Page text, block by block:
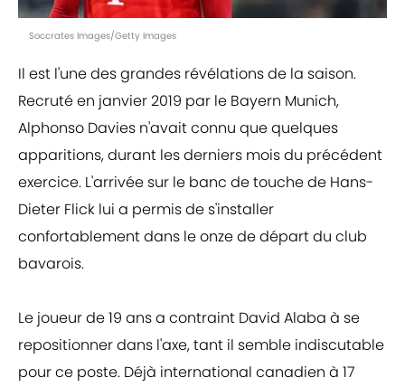
Soccrates Images/Getty Images
Il est l'une des grandes révélations de la saison.
Recruté en janvier 2019 par le Bayern Munich,
Alphonso Davies n'avait connu que quelques
apparitions, durant les derniers mois du précédent
exercice. L'arrivée sur le banc de touche de Hans-
Dieter Flick lui a permis de s'installer
confortablement dans le onze de départ du club
bavarois.
Le joueur de 19 ans a contraint David Alaba à se
repositionner dans l'axe, tant il semble indiscutable
pour ce poste. Déjà international canadien à 17